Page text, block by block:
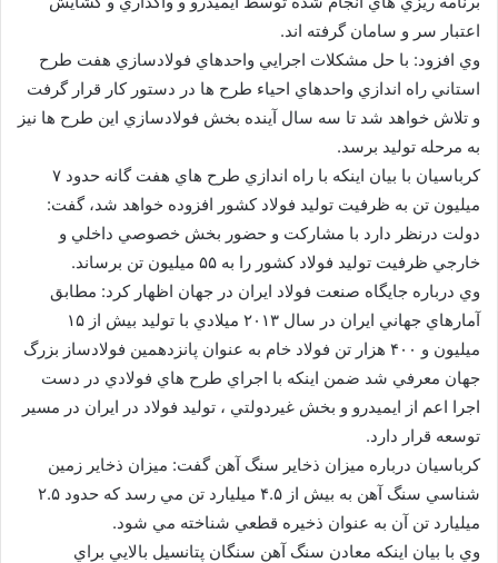
اعتبار سر و سامان گرفته اند.
وي افزود: با حل مشكلات اجرايي واحدهاي فولادسازي هفت طرح
استاني راه اندازي واحدهاي احياء طرح ها در دستور كار قرار گرفت
و تلاش خواهد شد تا سه سال آينده بخش فولادسازي اين طرح ها نيز
به مرحله توليد برسد.
كرباسيان با بيان اينكه با راه اندازي طرح هاي هفت گانه حدود ۷
ميليون تن به ظرفيت توليد فولاد كشور افزوده خواهد شد، گفت:
دولت درنظر دارد با مشاركت و حضور بخش خصوصي داخلي و
خارجي ظرفيت توليد فولاد كشور را به ۵۵ ميليون تن برساند.
وي درباره جايگاه صنعت فولاد ايران در جهان اظهار كرد: مطابق
آمارهاي جهاني ايران در سال ۲۰۱۳ ميلادي با توليد بيش از ۱۵
ميليون و ۴۰۰ هزار تن فولاد خام به عنوان پانزدهمين فولادساز بزرگ
جهان معرفي شد ضمن اينكه با اجراي طرح هاي فولادي در دست
اجرا اعم از ايميدرو و بخش غيردولتي ، توليد فولاد در ايران در مسير
توسعه قرار دارد.
كرباسيان درباره ميزان ذخاير سنگ آهن گفت: ميزان ذخاير زمين
شناسي سنگ آهن به بيش از ۴.۵ ميليارد تن مي رسد كه حدود ۲.۵
ميليارد تن آن به عنوان ذخيره قطعي شناخته مي شود.
وي با بيان اينكه معادن سنگ آهن سنگان پتانسيل بالايي براي